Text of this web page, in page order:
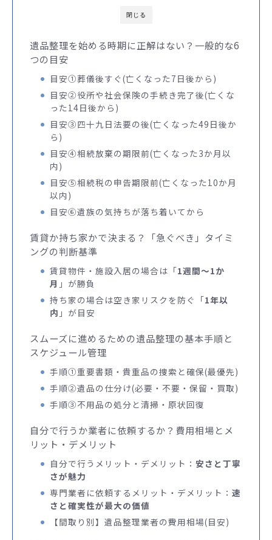
閉じる
遺品整理を始める時期に正解はない？一般的な6
つの目安
目安①葬儀後すぐ(亡くなった7日後から)
目安②役所や社会保険の手続き完了後(亡くな
った14日後から)
目安③四十九日法要の後(亡くなった49日後か
ら)
目安④相続放棄の期限前(亡くなった3か月以
内)
目安⑤相続税の申告期限前(亡くなった10か月
以内)
目安⑥遺族の気持ちが落ち着いてから
賃貸か持ち家かで決まる？「急ぐべき」タイミ
ングの判断基準
賃貸物件・施設入居の場合は「1週間〜1か
月 」が勝負
持ち家の場合は空き家リスクを防ぐ「1年以
内 」が目安
スムーズに進めるための遺品整理の基本手順と
スケジュール管理
手順①重要書類・貴重品の捜索と確保(最優先)
手順②遺品の仕分け(必要・不要・保留・買取)
手順③不用品の処分と清掃・原状回復
自分で行うか業者に依頼するか？費用相場とメ
リット・デメリット
自分で行うメリット・デメリット：安さと丁寧
さが魅力
専門業者に依頼するメリット・デメリット：速
さと確実性が最大の価値
【間取り別】遺品整理業者の費用相場(目安)